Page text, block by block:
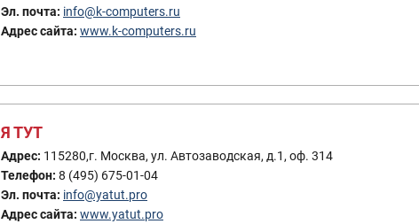
Эл. почта: info@k-computers.ru
Адрес сайта: www.k-computers.ru
Я ТУТ
Адрес: 115280,г. Москва, ул. Автозаводская, д.1, оф. 314
Телефон: 8 (495) 675-01-04
Эл. почта: info@yatut.pro
Адрес сайта: www.yatut.pro